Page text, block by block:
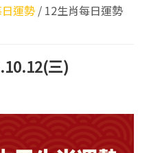
運勢 / 12生肖每日運勢
三)